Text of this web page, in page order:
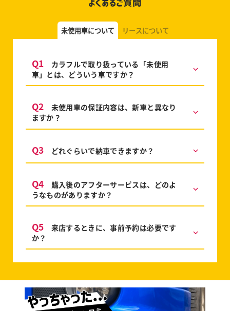
よくあるご質問
未使用車について リースについて
Q1
カラフルで取り扱っている「未使用
車」とは、どういう車ですか？
Q2
未使用車の保証内容は、新車と異なり
ますか？
Q3 どれぐらいで納車できますか？
Q4
購入後のアフターサービスは、どのよ
うなものがありますか？
Q5
来店するときに、事前予約は必要です
か？